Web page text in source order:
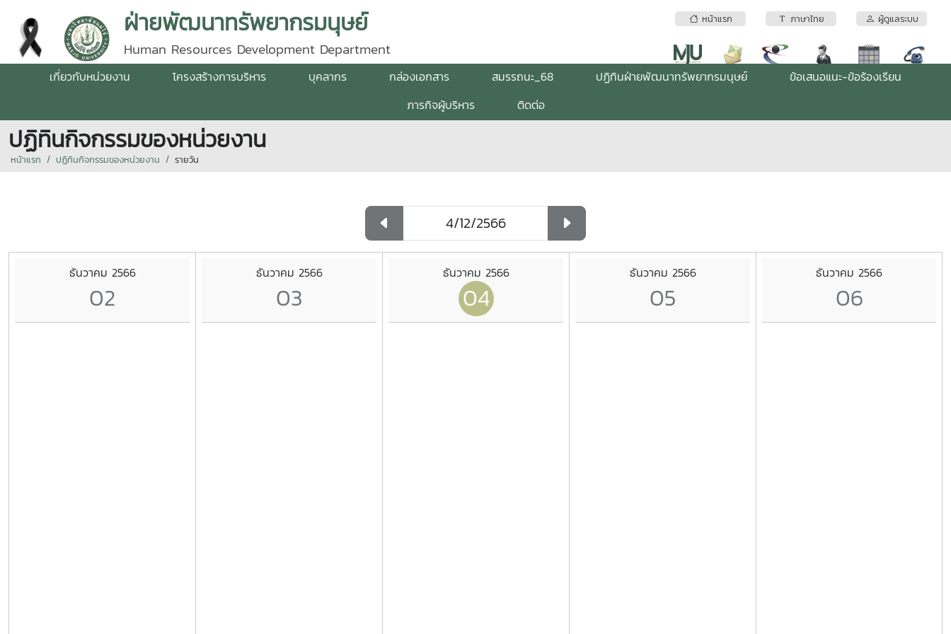
หน้าแรก ภาษาไทย ผู้ดูแลระบบ
ฝ่ายพัฒนาทรัพยากรมนุษย์
Human Resources Development Department
เกี่ยวกับหน่วยงาน โครงสร้างการบริหาร บุคลากร กล่องเอกสาร สมรรถนะ_68 ปฏิทินฝ่ายพัฒนาทรัพยากรมนุษย์
ข้อเสนอแนะ-ข้อร้องเรียน
ภารกิจผู้บริหาร
ติดต่อ
ปฏิทินกิจกรรมของหน่วยงาน
หน้าแรก ปฏิทินกิจกรรมของหน่วยงาน รายวัน
ธันวาคม 2566
02
ธันวาคม 2566
03
ธันวาคม 2566
04
ธันวาคม 2566
05
ธันวาคม 2566
06